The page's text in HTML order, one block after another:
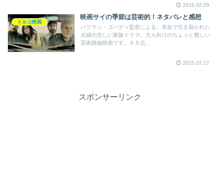
2016.02.09
トルコ映画
映画サイの季節は芸術的！ネタバレと感想
バフマン・ゴバディ監督による、革命で引き裂かれた
夫婦の悲しい家族ドラマ。大人向けのちょっと難しい
芸術路線映画です。６６点...
2015.07.17
スポンサーリンク